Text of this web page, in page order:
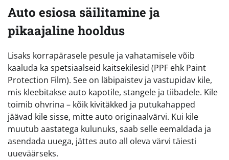
Auto esiosa säilitamine ja
pikaajaline hooldus
Lisaks korrapärasele pesule ja vahatamisele võib
kaaluda ka spetsiaalseid kaitsekilesid (PPF ehk Paint
Protection Film). See on läbipaistev ja vastupidav kile,
mis kleebitakse auto kapotile, stangele ja tiibadele. Kile
toimib ohvrina – kõik kivitäkked ja putukahapped
jäävad kile sisse, mitte auto originaalvärvi. Kui kile
muutub aastatega kulunuks, saab selle eemaldada ja
asendada uuega, jättes auto all oleva värvi täiesti
uueväärseks.